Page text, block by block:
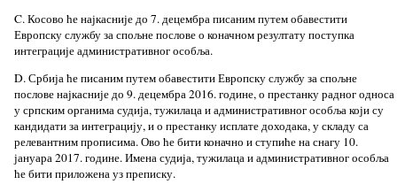
C. Косово ће најкасније до 7. децембра писаним путем обавестити
Европску службу за спољне послове о коначном резултату поступка
интеграције административног особља.
D. Србија ће писаним путем обавестити Европску службу за спољне
послове најкасније до 9. децембра 2016. године, о престанку радног односа
у српским органима судија, тужилаца и административног особља који су
кандидати за интеграцију, и о престанку исплате доходака, у складу са
релевантним прописима. Ово ће бити коначно и ступиће на снагу 10.
јануара 2017. године. Имена судија, тужилаца и административног особља
ће бити приложена уз преписку.